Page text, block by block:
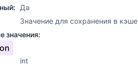
Да
Значение для сохранения в кэше
значения:
int